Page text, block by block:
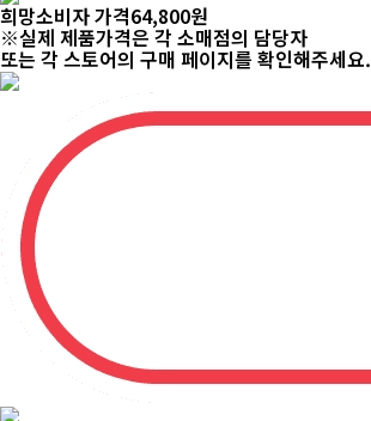
희망소비자 가격64,800원
※실제 제품가격은 각 소매점의 담당자
또는 각 스토어의 구매 페이지를 확인해주세요.